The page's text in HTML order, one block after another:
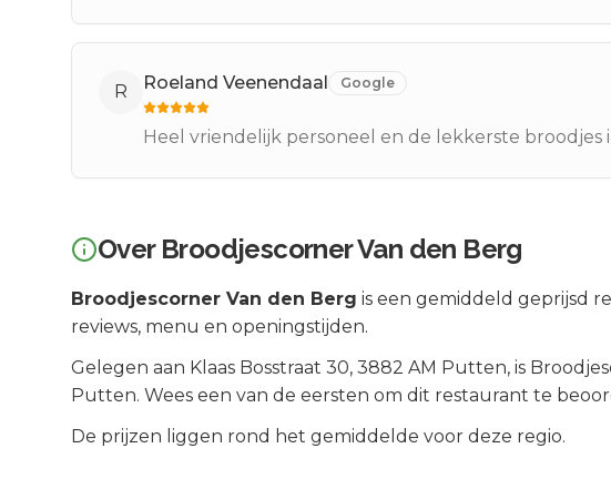
R Roeland Veenendaal Google
Heel vriendelijk personeel en de lekkerste broodjes
Over Broodjescorner Van den Berg
Broodjescorner Van den Berg is een gemiddeld geprijsd
reviews, menu en openingstijden.
Gelegen aan Klaas Bosstraat 30, 3882 AM Putten, is
Putten. Wees een van de eersten om dit restaurant te
De prijzen liggen rond het gemiddelde voor deze regio.